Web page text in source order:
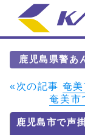
鹿児島県警あ
«次の記事 奄
奄美市
鹿児島市で声